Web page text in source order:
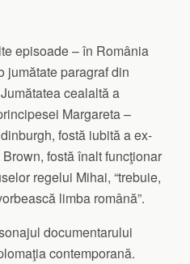
episoade – în România
jumătate paragraf din
cealaltă a
Margareta –
fostă iubită a ex-
fostă înalt funcţionar
regelui Mihai, “trebuie,
limba română”.
documentarului
contemporană.